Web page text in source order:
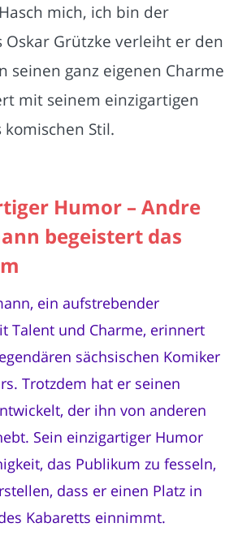
mich, ich bin der
Oskar Grützke verleiht er den
seinen ganz eigenen Charme
mit seinem einzigartigen
Stil.
Humor – Andre
begeistert das
ein aufstrebender
Talent und Charme, erinnert
sächsischen Komiker
Trotzdem hat er seinen
der ihn von anderen
Sein einzigartiger Humor
das Publikum zu fesseln,
dass er einen Platz in
Kabaretts einnimmt.